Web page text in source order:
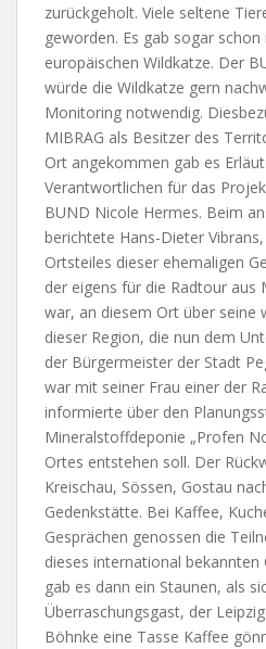
zurückgeholt. Viele seltene
geworden. Es gab sogar
europäischen Wildkatze. Der
würde die Wildkatze gern
Monitoring notwendig.
MIBRAG als Besitzer des
Ort angekommen gab es
Verantwortlichen für das
BUND Nicole Hermes. Beim
berichtete Hans-Dieter
Ortsteiles dieser ehemaligen
der eigens für die Radtour aus
war, an diesem Ort über seine
dieser Region, die nun dem
der Bürgermeister der Stadt
war mit seiner Frau einer der
informierte über den
Mineralstoffdeponie „Profen
Ortes entstehen soll. Der
Kreischau, Sössen, Gostau
Gedenkstätte. Bei Kaffee,
Gesprächen genossen die
dieses international bekannten
gab es dann ein Staunen, als
Überraschungsgast, der
Böhnke eine Tasse Kaffee